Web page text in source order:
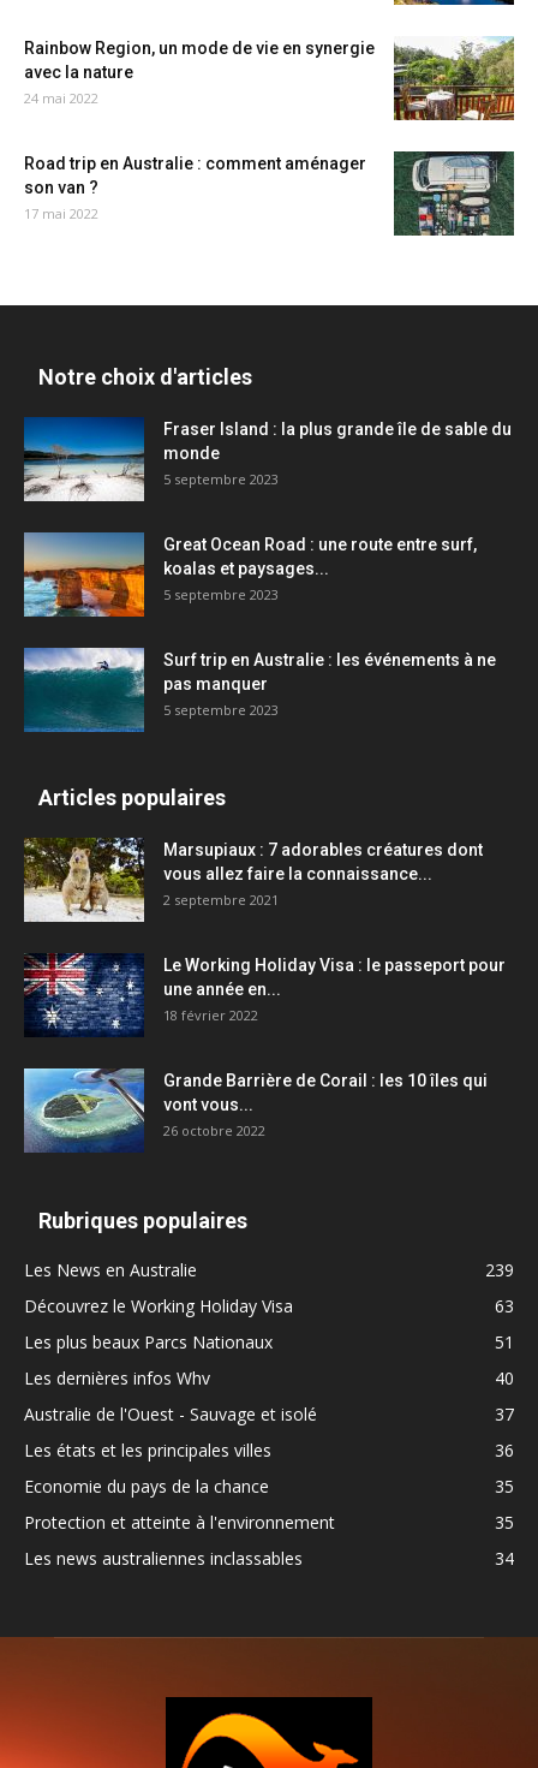
Rainbow Region, un mode de vie en synergie
avec la nature
24 mai 2022
Road trip en Australie : comment aménager
son van ?
17 mai 2022
Notre choix d'articles
Fraser Island : la plus grande île de sable du
monde
5 septembre 2023
Great Ocean Road : une route entre surf,
koalas et paysages...
5 septembre 2023
Surf trip en Australie : les événements à ne
pas manquer
5 septembre 2023
Articles populaires
Marsupiaux : 7 adorables créatures dont
vous allez faire la connaissance...
2 septembre 2021
Le Working Holiday Visa : le passeport pour
une année en...
18 février 2022
Grande Barrière de Corail : les 10 îles qui
vont vous...
26 octobre 2022
Rubriques populaires
Les News en Australie
239
Découvrez le Working Holiday Visa
63
Les plus beaux Parcs Nationaux
51
Les dernières infos Whv
40
Australie de l'Ouest - Sauvage et isolé
37
Les états et les principales villes
36
Economie du pays de la chance
35
Protection et atteinte à l'environnement
35
Les news australiennes inclassables
34